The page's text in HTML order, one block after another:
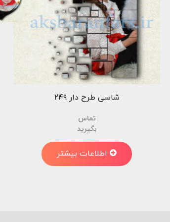
شاسی طرح دار ۲۴۹
تماس
بگیرید
اطلاعات بیشتر